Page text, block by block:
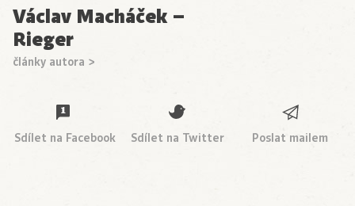
Václav Macháček –
Rieger
články autora >
Sdílet na Facebook Sdílet na Twitter Poslat mailem